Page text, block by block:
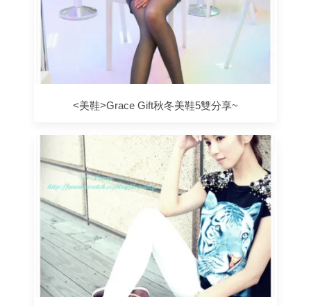
<美鞋>Grace Gift秋冬美鞋5雙分享~